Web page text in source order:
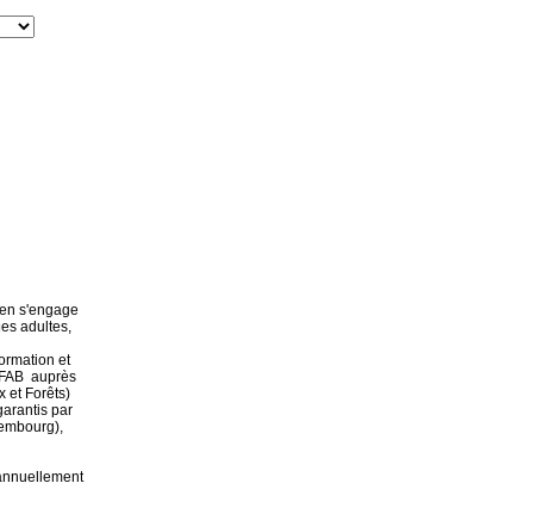
s'engage
adultes,
et
auprès
et Forêts)
par